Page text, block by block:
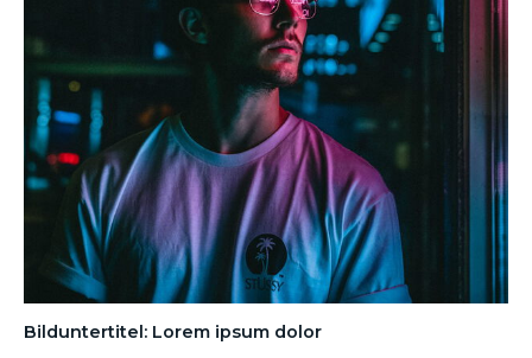
Bilduntertitel: Lorem ipsum dolor